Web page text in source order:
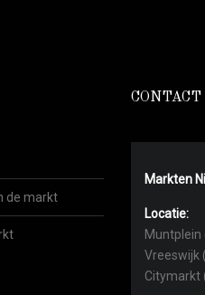
de markt
CONTACT
Markten
Locatie:
Muntplein
Vreeswijk
Citymarkt